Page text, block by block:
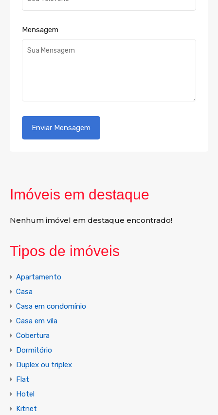
Mensagem
Imóveis em destaque
Nenhum imóvel em destaque encontrado!
Tipos de imóveis
Apartamento
Casa
Casa em condomínio
Casa em vila
Cobertura
Dormitório
Duplex ou triplex
Flat
Hotel
Kitnet